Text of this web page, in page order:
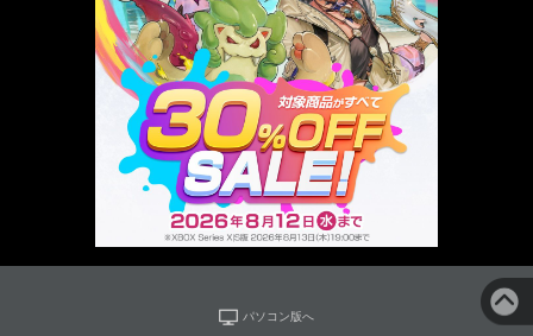
パソコン版へ